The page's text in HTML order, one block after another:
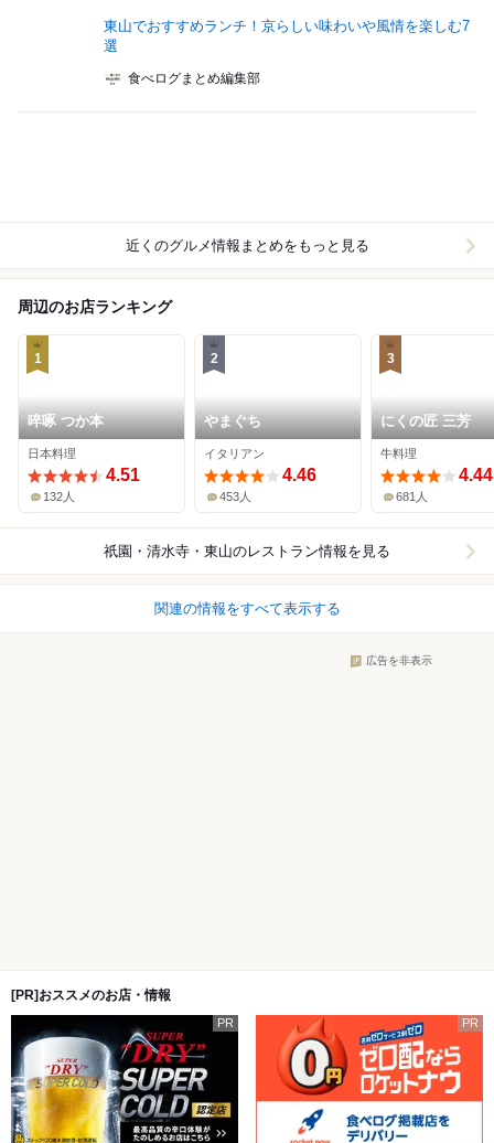
東山でおすすめランチ！京らしい味わいや風情を楽しむ7
選
食べログまとめ編集部
近くのグルメ情報まとめをもっと見る
周辺のお店ランキング
1
啐啄 つか本
日本料理
4.51
132人
2
やまぐち
イタリアン
4.46
453人
3
にくの匠 三芳
牛料理
4.44
681人
祇園・清水寺・東山のレストラン情報を見る
関連の情報をすべて表示する
広告を非表示
[PR]おススメのお店・情報
PR PR